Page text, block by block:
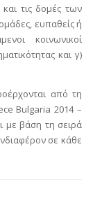
τις δομές των
ευπαθείς ή
κοινωνικοί
και γ)
από τη
Bulgaria 2014 –
με βάση τη σειρά
σε κάθε